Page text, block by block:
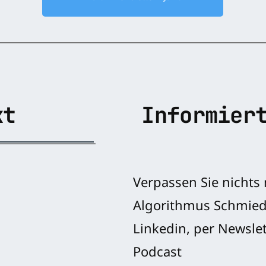
Verpassen Sie
Algorithmus
Linkedin, per
Podcast